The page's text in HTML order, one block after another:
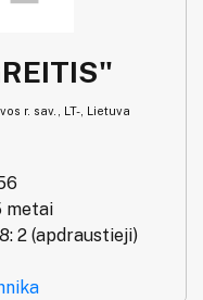
r. sav., LT-, Lietuva
metai
2 (apdraustieji)